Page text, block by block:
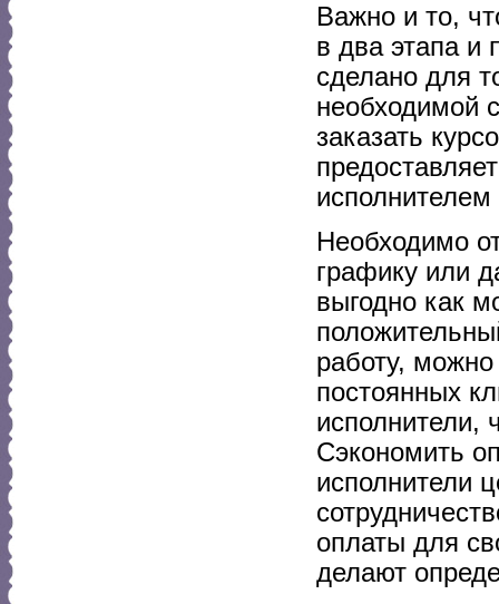
Важно и то,
в два этапа и
сделано для
необходимой
заказать
Необходимо
графику или
выгодно как
работу,
постоянных
исполнители,
Сэкономить
исполнители
оплаты для
делают